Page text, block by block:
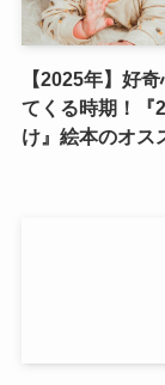
【2025年】好
てくる時期！『
け』絵本のオス